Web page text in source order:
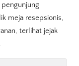
pengunjung
meja resepsionis,
terlihat jejak